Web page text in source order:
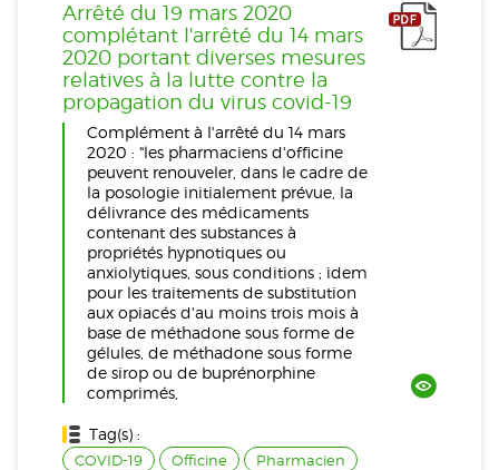
Arrêté du 19 mars 2020
complétant l'arrêté du 14 mars
2020 portant diverses mesures
relatives à la lutte contre la
propagation du virus covid-19
Complément à l'arrêté du 14 mars
2020 : "les pharmaciens d'officine
peuvent renouveler, dans le cadre de
la posologie initialement prévue, la
délivrance des médicaments
contenant des substances à
propriétés hypnotiques ou
anxiolytiques, sous conditions ; idem
pour les traitements de substitution
aux opiacés d'au moins trois mois à
base de méthadone sous forme de
gélules, de méthadone sous forme
de sirop ou de buprénorphine
comprimés,
Tag(s) :
COVID-19 Officine
Pharmacien